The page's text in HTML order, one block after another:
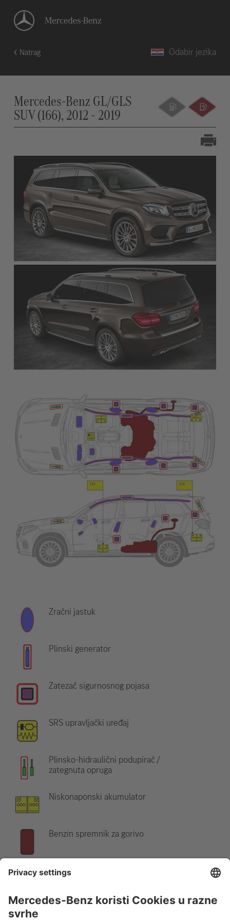
Natrag Odabir jezika
Mercedes-Benz GL/GLS
SUV (166), 2012 - 2019
Zračni jastuk
Plinski generator
Zatezač sigurnosnog pojasa
SRS upravljački uređaj
Plinsko-hidraulični podupirač /
zategnuta opruga
Niskonaponski akumulator
Benzin spremnik za gorivo
Napomena: